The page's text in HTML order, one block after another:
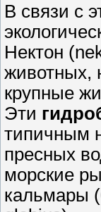
В связи с
Нектон
животных,
крупные
Эти
типичным
пресных
морские
кальмары